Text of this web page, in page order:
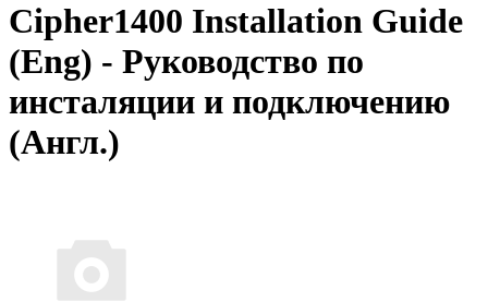
Cipher1400 Installation Guide
(Eng) - Руководство по
инсталяции и подключению
(Англ.)